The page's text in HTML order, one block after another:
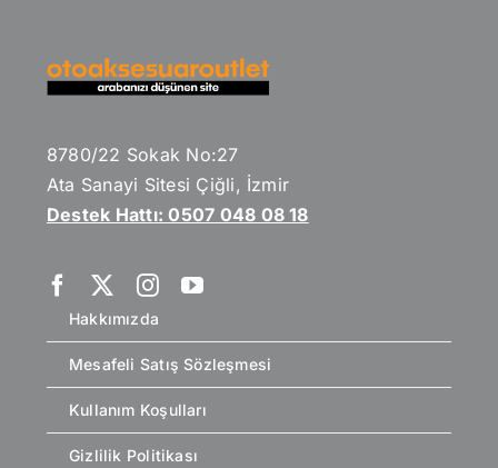
8780/22 Sokak No:27
Ata Sanayi Sitesi Çiğli, İzmir
Destek Hattı: 0507 048 08 18
Hakkımızda
Mesafeli Satış Sözleşmesi
Kullanım Koşulları
Gizlilik Politikası